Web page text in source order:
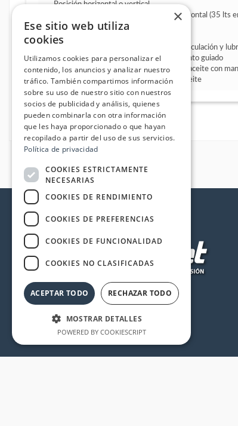
Posición horizontal o vertical
Cárter con 52 lts aceite en posición horizontal (35 lts
Doble eje de accionamiento
Reductor de giro incorporado
Sistema de collarines con cámara de recirculación y
Válvulas de aspiración y presión con asiento guiado
Lubricación forzada mediante bomba de aceite con
intercooler de agua / aceite y filtro de aceite
×
Ese sitio web utiliza
cookies
Utilizamos cookies para personalizar el
contenido, los anuncios y analizar nuestro
tráfico. También compartimos información
sobre su uso de nuestro sitio con nuestros
socios de publicidad y análisis, quienes
pueden combinarla con otra información
que les haya proporcionado o que hayan
recopilado a partir del uso de sus servicios.
Política de privacidad
COOKIES ESTRICTAMENTE
NECESARIAS
COOKIES DE RENDIMIENTO
COOKIES DE PREFERENCIAS
COOKIES DE FUNCIONALIDAD
COOKIES NO CLASIFICADAS
ACEPTAR TODO RECHAZAR TODO
MOSTRAR DETALLES
POWERED BY COOKIESCRIPT